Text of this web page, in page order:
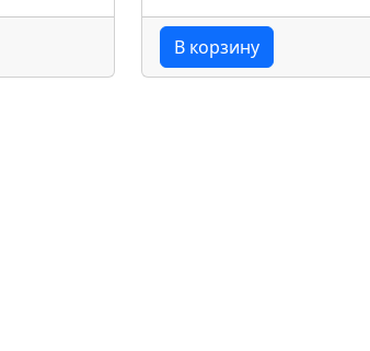
В корзину